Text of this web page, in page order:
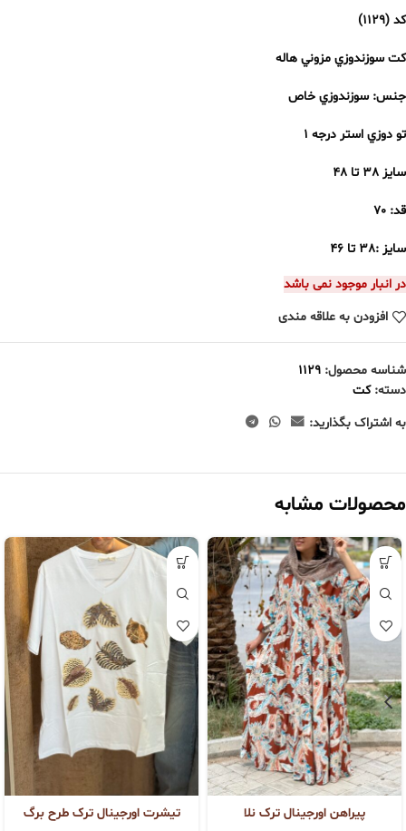
كد (١١٢٩)
كت سوزندوزي مزوني هاله
جنس:سوزندوزي خاص
تو دوزي استر درجه ١
سايز ٣٨ تا ٤٨
قد: ٧٠
سايز :٣٨ تا ٤٦
در انبار موجود نمی باشد
افزودن به علاقه مندی
شناسه محصول: 1129
دسته: کت
به اشتراک بگذارید:
محصولات مشابه
پیراهن اورجینال ترک نلا تیشرت اورجینال ترک طرح برگ